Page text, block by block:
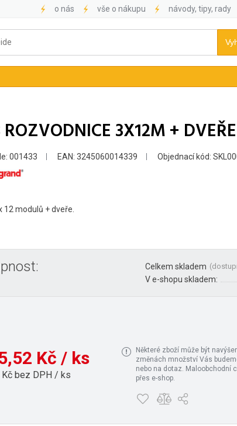
o nás vše o nákupu návody, tipy, rady
3X12M + DVEŘE
001433 EAN: 3245060014339 Objednací kód:
12 modulů + dveře.
Celkem skladem (
V e-shopu skladem:
Kč / ks
bez DPH / ks
Některé zboží může být
změnách množství Vás
nebo na dotaz. Maloobchodní
přes e-shop.